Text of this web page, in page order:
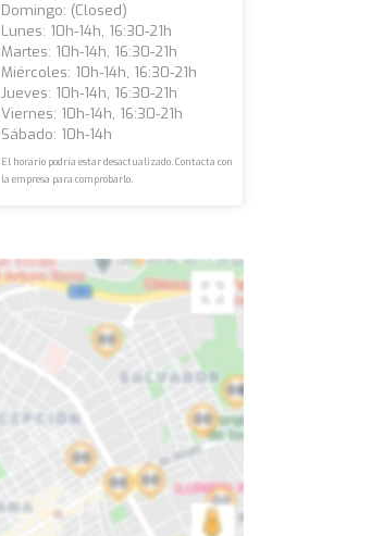
Domingo: (closed)
Lunes: 10h-14h, 16:30-21h
Martes: 10h-14h, 16:30-21h
Miércoles: 10h-14h, 16:30-21h
Jueves: 10h-14h, 16:30-21h
Viernes: 10h-14h, 16:30-21h
Sábado: 10h-14h
El horario podría estar desactualizado. Contacta con
la empresa para comprobarlo.